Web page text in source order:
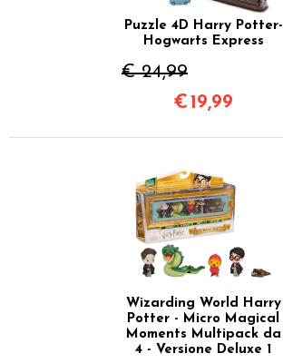
Puzzle 4D Harry Potter-
Hogwarts Express
€ 24,99
€ 19,99
Wizarding World Harry
Potter - Micro Magical
Moments Multipack da
4 - Versione Deluxe 1